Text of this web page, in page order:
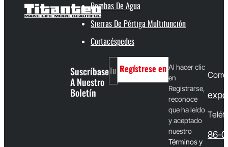
Bombas De Agua
Sierras De Pértiga Multifunción
Cortacéspedes
Suscríbase
A Nuestro
Boletín
Regístrese en Al hacer clic
en
Registrarse,
reconoce
que ha leído
y aceptado
nuestro
Términos y
86-